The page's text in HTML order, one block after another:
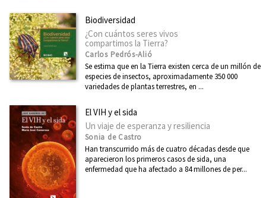
Biodiversidad
¿Con cuántos seres vivos
compartimos la Tierra?
Carlos Pedrós-Alió
Se estima que en la Tierra existen cerca de un millón de
especies de insectos, aproximadamente 350 000
variedades de plantas terrestres, en ...
El VIH y el sida
Un viaje de esperanza y resiliencia
Sonia de Castro
Han transcurrido más de cuatro décadas desde que
aparecieron los primeros casos de sida, una
enfermedad que ha afectado a 84 millones de per...